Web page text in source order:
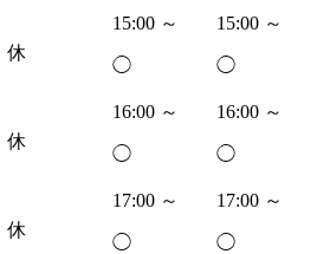
休
15:00 ～
◯
15:00 ～
◯
休
16:00 ～
◯
16:00 ～
◯
休
17:00 ～
◯
17:00 ～
◯